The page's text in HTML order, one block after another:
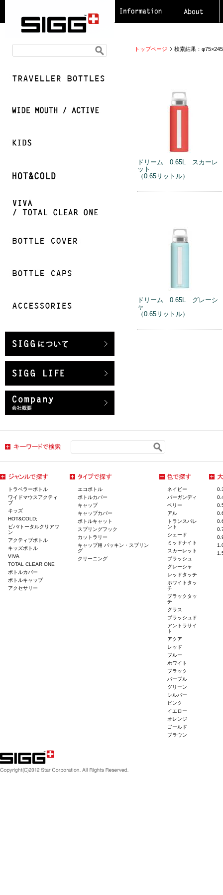
トップページ 検索結果：
ドリーム 0.65L スカーレ
ット
（0.65リットル）
ドリーム 0.65L グレーシ
ャ
（0.65リットル）
トラベラーボトル
ワイドマウスアクティ
ブ
キッズ
HOT&COLD;
ビバ/トータルクリアワ
ン
アクティブボトル
キッズボトル
VIVA
TOTAL CLEAR ONE
ボトルカバー
ボトルキャップ
アクセサリー
エコボトル
ボトルカバー
キャップ
キャップカバー
ボトルキャット
スプリングフック
カットラリー
キャップ用 パッキン・スプリン
グ
クリーニング
ネイビー
バーガンディ
ベリー
アル
トランスパレ
ント
シェード
ミッドナイト
スカーレット
ブラッシュ
グレーシャ
レッドタッチ
ホワイトタッ
チ
ブラックタッ
チ
グラス
ブラッシュド
アントラサイ
ト
アクア
レッド
ブルー
ホワイト
ブラック
パープル
グリーン
シルバー
ピンク
イエロー
オレンジ
ゴールド
ブラウン